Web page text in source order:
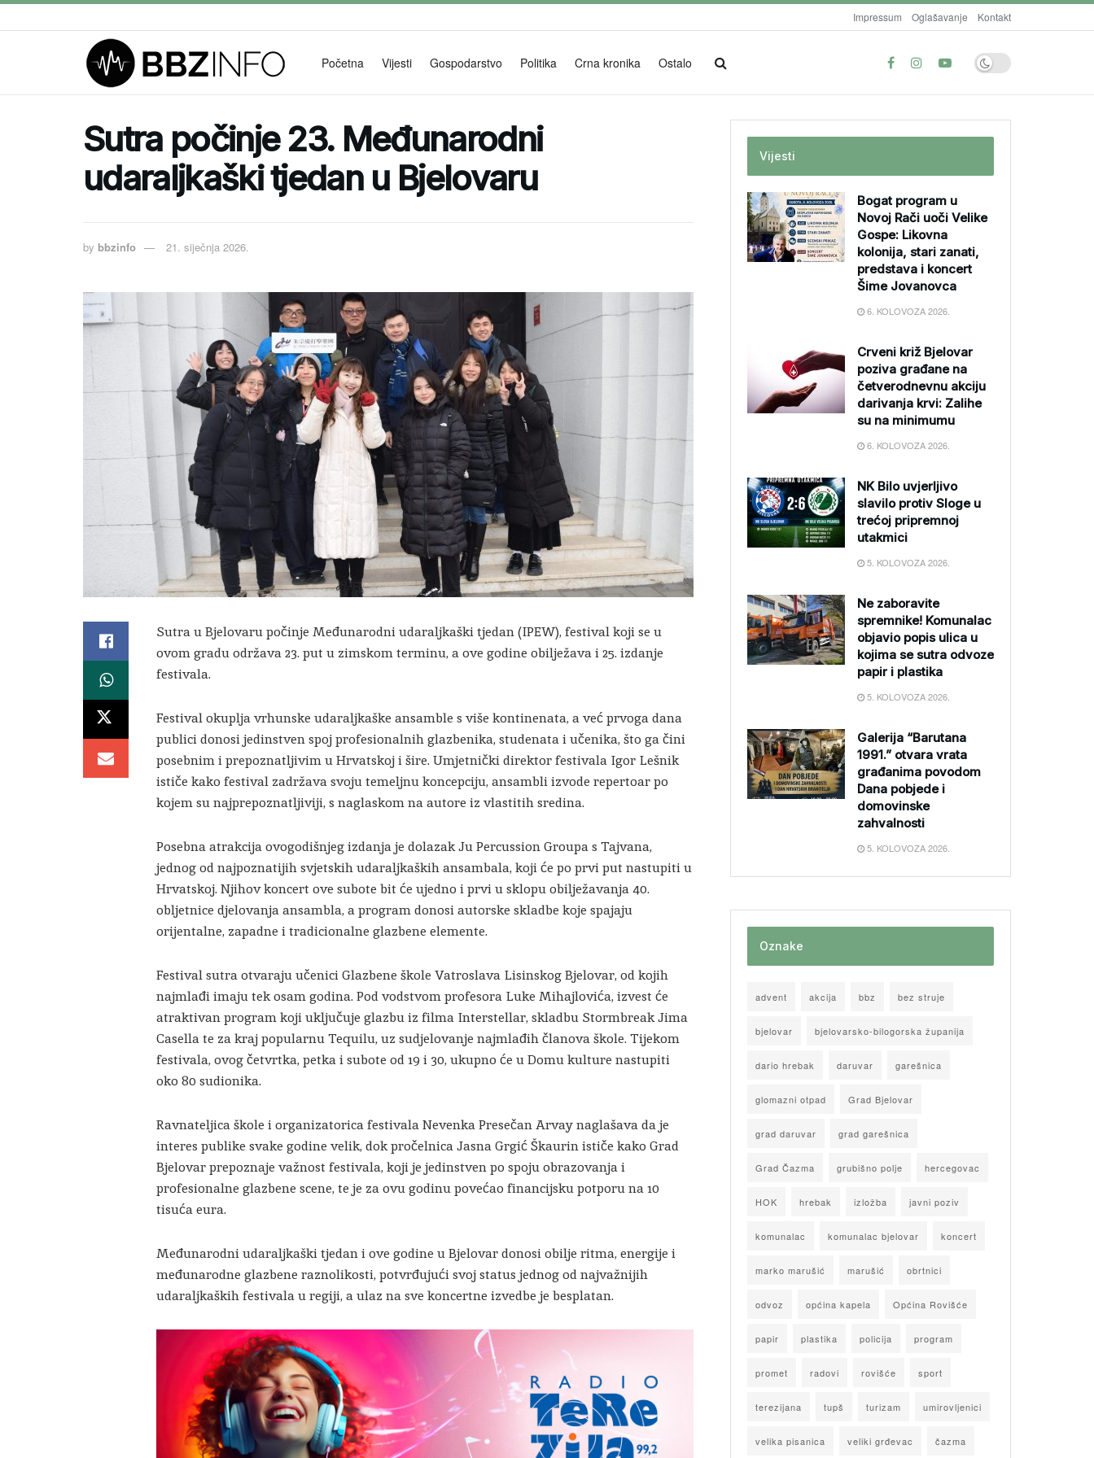
Impressum Oglašavanje Kontakt
Početna Vijesti Gospodarstvo Politika Crna kronika Ostalo
Sutra počinje 23. Međunarodni
udaraljkaški tjedan u Bjelovaru
by bbzinfo 21. siječnja 2026.
Sutra u Bjelovaru počinje Međunarodni udaraljkaški tjedan (IPEW), festival koji se u
ovom gradu održava 23. put u zimskom terminu, a ove godine obilježava i 25. izdanje
festivala.
Festival okuplja vrhunske udaraljkaške ansamble s više kontinenata, a već prvoga dana
publici donosi jedinstven spoj profesionalnih glazbenika, studenata i učenika, što ga čini
posebnim i prepoznatljivim u Hrvatskoj i šire. Umjetnički direktor festivala Igor Lešnik
ističe kako festival zadržava svoju temeljnu koncepciju, ansambli izvode repertoar po
kojem su najprepoznatljiviji, s naglaskom na autore iz vlastitih sredina.
Posebna atrakcija ovogodišnjeg izdanja je dolazak Ju Percussion Groupa s Tajvana,
jednog od najpoznatijih svjetskih udaraljkaških ansambala, koji će po prvi put nastupiti u
Hrvatskoj. Njihov koncert ove subote bit će ujedno i prvi u sklopu obilježavanja 40.
obljetnice djelovanja ansambla, a program donosi autorske skladbe koje spajaju
orijentalne, zapadne i tradicionalne glazbene elemente.
Festival sutra otvaraju učenici Glazbene škole Vatroslava Lisinskog Bjelovar, od kojih
najmlađi imaju tek osam godina. Pod vodstvom profesora Luke Mihajlovića, izvest će
atraktivan program koji uključuje glazbu iz filma Interstellar, skladbu Stormbreak Jima
Casella te za kraj popularnu Tequilu, uz sudjelovanje najmlađih članova škole. Tijekom
festivala, ovog četvrtka, petka i subote od 19 i 30, ukupno će u Domu kulture nastupiti
oko 80 sudionika.
Ravnateljica škole i organizatorica festivala Nevenka Presečan Arvay naglašava da je
interes publike svake godine velik, dok pročelnica Jasna Grgić Škaurin ističe kako Grad
Bjelovar prepoznaje važnost festivala, koji je jedinstven po spoju obrazovanja i
profesionalne glazbene scene, te je za ovu godinu povećao financijsku potporu na 10
tisuća eura.
Međunarodni udaraljkaški tjedan i ove godine u Bjelovar donosi obilje ritma, energije i
međunarodne glazbene raznolikosti, potvrđujući svoj status jednog od najvažnijih
udaraljkaških festivala u regiji, a ulaz na sve koncertne izvedbe je besplatan.
Vijesti
Bogat program u
Novoj Rači uoči Velike
Gospe: Likovna
kolonija, stari zanati,
predstava i koncert
Šime Jovanovca
6. KOLOVOZA 2026.
Crveni križ Bjelovar
poziva građane na
četverodnevnu akciju
darivanja krvi: Zalihe
su na minimumu
6. KOLOVOZA 2026.
NK Bilo uvjerljivo
slavilo protiv Sloge u
trećoj pripremnoj
utakmici
5. KOLOVOZA 2026.
Ne zaboravite
spremnike! Komunalac
objavio popis ulica u
kojima se sutra odvoze
papir i plastika
5. KOLOVOZA 2026.
Galerija “Barutana
1991.” otvara vrata
građanima povodom
Dana pobjede i
domovinske
zahvalnosti
5. KOLOVOZA 2026.
Oznake
advent akcija bbz bez struje
bjelovar bjelovarsko-bilogorska županija
dario hrebak daruvar garešnica
glomazni otpad Grad Bjelovar
grad daruvar grad garešnica
Grad Čazma grubišno polje hercegovac
HOK hrebak izložba javni poziv
komunalac komunalac bjelovar koncert
marko marušić marušić obrtnici
odvoz općina kapela Općina Rovišće
papir plastika policija program
promet radovi rovišće sport
terezijana tupš turizam umirovljenici
velika pisanica veliki grđevac čazma